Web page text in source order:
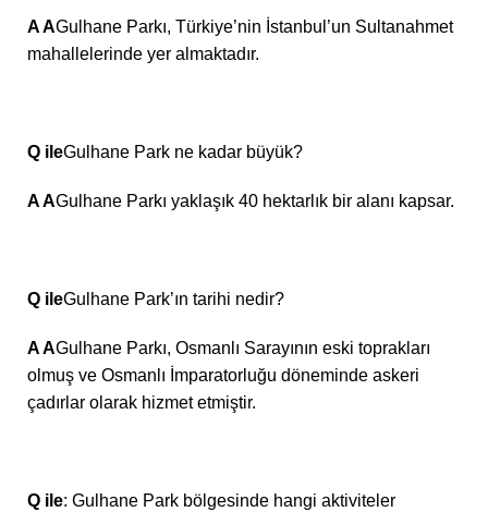
A AGulhane Parkı, Türkiye’nin İstanbul’un Sultanahmet
mahallelerinde yer almaktadır.
Q ileGulhane Park ne kadar büyük?
A AGulhane Parkı yaklaşık 40 hektarlık bir alanı kapsar.
Q ileGulhane Park’ın tarihi nedir?
A AGulhane Parkı, Osmanlı Sarayının eski toprakları
olmuş ve Osmanlı İmparatorluğu döneminde askeri
çadırlar olarak hizmet etmiştir.
Q ile: Gulhane Park bölgesinde hangi aktiviteler